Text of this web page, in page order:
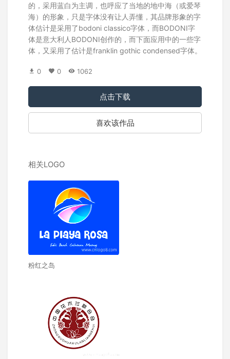
的，采用蓝白为主调，也呼应了当地的地中海（或爱琴
海）的形象，只是字体没有让人弄懂，其品牌形象的字
体估计是采用了bodoni classico字体，而BODONI字
体是意大利人BODONI创作的，而下面应用中的一些字
体，又采用了估计是franklin gothic condensed字体。
0 0 1062
点击下载
喜欢该作品
相关LOGO
粉红之岛